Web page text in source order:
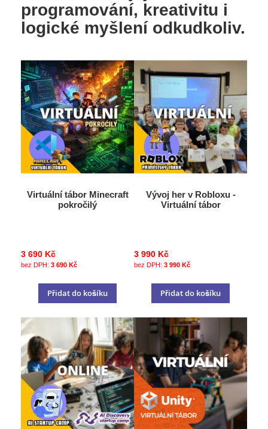
programování, kreativitu i
logické myšlení odkudkoliv.
Virtuální tábor Minecraft
pokročilý
3 690 Kč
3 690 Kč
Přidat do košíku
Vývoj her v Robloxu -
Virtuální tábor
3 990 Kč
3 990 Kč
Přidat do košíku